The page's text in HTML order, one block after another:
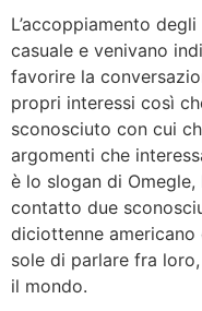
L’accoppiamento
casuale e venivano
favorire la
propri interessi così
sconosciuto con cui
argomenti che
è lo slogan di
contatto due
diciottenne
sole di parlare fra
il mondo.